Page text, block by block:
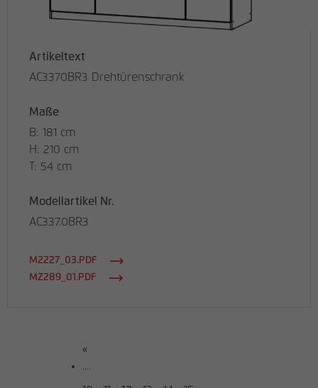
Artikeltext
AC3370BR3 Drehtürenschrank
Maße
B: 181 cm
H: 210 cm
T: 54 cm
Modellartikel Nr.
AC337.0BR3
M2227_03.PDF
MZ289_01.PDF
«
....